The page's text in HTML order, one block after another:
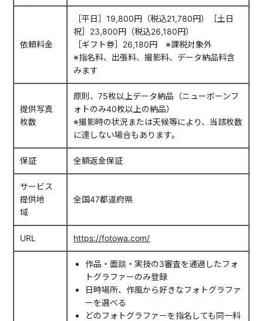
依頼料金
［平日］19,800円（税込21,780円）［土日
祝］23,800円（税込26,180円）
［ギフト券］26,180円 ※課税対象外
※指名料、出張料、撮影料、データ納品料含
みます
提供写真
枚数
原則、75枚以上データ納品（ニューボーンフ
ォトのみ40枚以上の納品）
※撮影時の状況または天候等により、当該枚数
に達しない場合もあります。
保証 全額返金保証
サービス
提供地
域
全国47都道府県
URL https://fotowa.com/
作品・面談・実技の3審査を通過したフォ
トグラファーのみ登録
日時場所、作風から好きなフォトグラファ
ーを選べる
どのフォトグラファーを指名しても同一料